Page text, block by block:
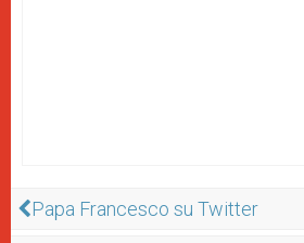
Papa Francesco su Twitter